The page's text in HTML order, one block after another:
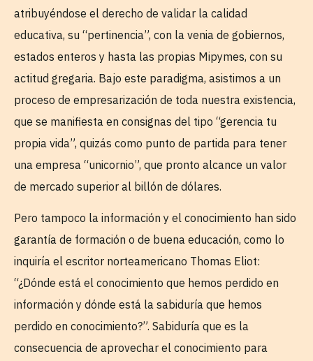
atribuyéndose el derecho de validar la calidad
educativa, su “pertinencia”, con la venia de gobiernos,
estados enteros y hasta las propias Mipymes, con su
actitud gregaria. Bajo este paradigma, asistimos a un
proceso de empresarización de toda nuestra existencia,
que se manifiesta en consignas del tipo “gerencia tu
propia vida”, quizás como punto de partida para tener
una empresa “unicornio”, que pronto alcance un valor
de mercado superior al billón de dólares.
Pero tampoco la información y el conocimiento han sido
garantía de formación o de buena educación, como lo
inquiría el escritor norteamericano Thomas Eliot:
“¿Dónde está el conocimiento que hemos perdido en
información y dónde está la sabiduría que hemos
perdido en conocimiento?”. Sabiduría que es la
consecuencia de aprovechar el conocimiento para